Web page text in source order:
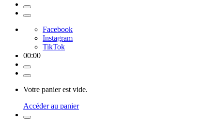
Facebook
Instagram
TikTok
00:00
Votre panier est vide.
Accéder au panier